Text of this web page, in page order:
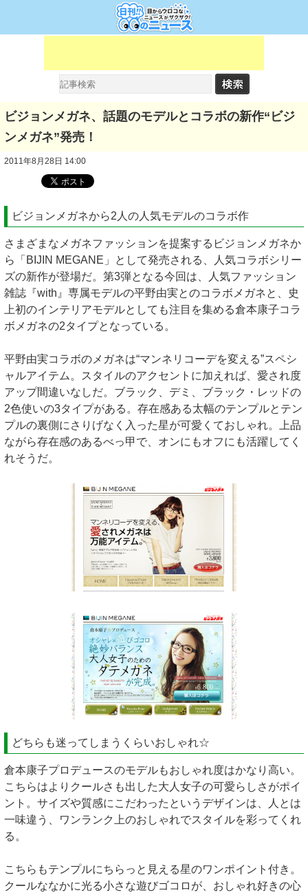
ビジョンメガネ、話題のモデルとコラボの新作“ビジ
ンメガネ”発売！
2011年8月28日 14:00
ビジョンメガネから2人の人気モデルのコラボ作
さまざまなメガネファッションを提案するビジョンメガネか
ら「BIJIN MEGANE」として発売される、人気コラボシリー
ズの新作が登場だ。第3弾となる今回は、人気ファッション
雑誌『with』専属モデルの平野由実とのコラボメガネと、史
上初のインテリアモデルとしても注目を集める倉本康子コラ
ボメガネの2タイプとなっている。
平野由実コラボのメガネは“マンネリコーデを変える”スペシ
ャルアイテム。スタイルのアクセントに加えれば、愛され度
アップ間違いなしだ。ブラック、デミ、ブラック・レッドの
2色使いの3タイプがある。存在感ある太幅のテンプルとテン
プルの裏側にさりげなく入った星が可愛くておしゃれ。上品
ながら存在感のあるべっ甲で、オンにもオフにも活躍してく
れそうだ。
どちらも迷ってしまうくらいおしゃれ☆
倉本康子プロデュースのモデルもおしゃれ度はかなり高い。
こちらはよりクールさも出した大人女子の可愛らしさがポイ
ント。サイズや質感にこだわったというデザインは、人とは
一味違う、ワンランク上のおしゃれでスタイルを彩ってくれ
る。
こちらもテンプルにちらっと見える星のワンポイント付き。
クールななかに光る小さな遊びゴコロが、おしゃれ好きの心